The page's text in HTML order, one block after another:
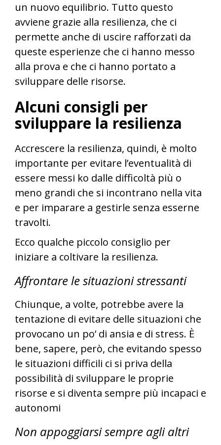
un nuovo equilibrio. Tutto questo
avviene grazie alla resilienza, che ci
permette anche di uscire rafforzati da
queste esperienze che ci hanno messo
alla prova e che ci hanno portato a
sviluppare delle risorse.
Alcuni consigli per
sviluppare la resilienza
Accrescere la resilienza, quindi, è molto
importante per evitare l’eventualità di
essere messi ko dalle difficoltà più o
meno grandi che si incontrano nella vita
e per imparare a gestirle senza esserne
travolti.
Ecco qualche piccolo consiglio per
iniziare a coltivare la resilienza.
Affrontare le situazioni stressanti
Chiunque, a volte, potrebbe avere la
tentazione di evitare delle situazioni che
provocano un po’ di ansia e di stress. È
bene, sapere, però, che evitando spesso
le situazioni difficili ci si priva della
possibilità di sviluppare le proprie
risorse e si diventa sempre più incapaci e
autonomi
Non appoggiarsi sempre agli altri